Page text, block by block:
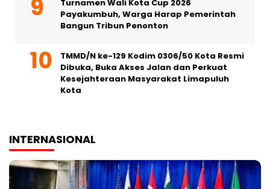
Turnamen Wali Kota Cup 2026
Payakumbuh, Warga Harap Pemerintah
Bangun Tribun Penonton
TMMD/N ke-129 Kodim 0306/50 Kota Resmi
Dibuka, Buka Akses Jalan dan Perkuat
Kesejahteraan Masyarakat Limapuluh
Kota
INTERNASIONAL